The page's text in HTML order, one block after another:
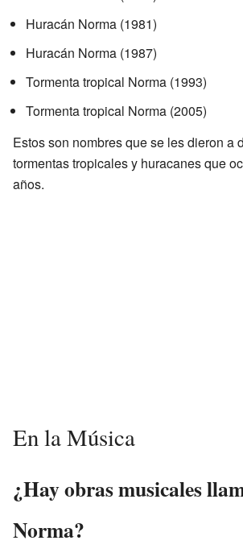
Huracán Norma (1981)
Huracán Norma (1987)
Tormenta tropical Norma (1993)
Tormenta tropical Norma (2005)
Estos son nombres que se les dieron a
tormentas tropicales y huracanes que
años.
En la Música
¿Hay obras musicales
Norma?